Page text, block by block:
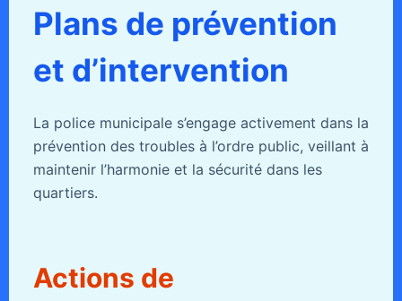
Plans de prévention
et d’intervention
La police municipale s’engage activement dans la
prévention des troubles à l’ordre public, veillant à
maintenir l’harmonie et la sécurité dans les
quartiers.
Actions de